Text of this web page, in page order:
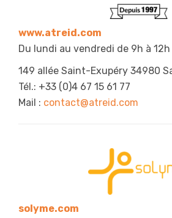
www.atreid.com
Du lundi au vendredi de 9h à 12h
149 allée Saint-Exupéry 34980
Tél.: +33 (0)4 67 15 61 77
Mail : contact@atreid.com
solyme.com